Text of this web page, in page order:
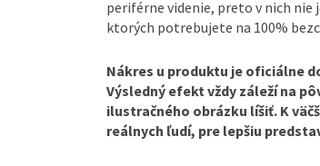
periférne videnie, preto v nich nie
ktorých potrebujete na 100%
Nákres u produktu je oficiálne
Výsledný efekt vždy záleží na
ilustračného obrázku líšiť. K
reálnych ľudí, pre lepšiu